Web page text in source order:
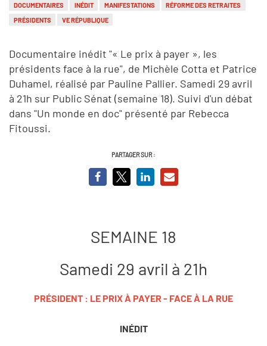
DOCUMENTAIRES INÉDIT MANIFESTATIONS
RÉFORME DES RETRAITES
PRÉSIDENTS
VE RÉPUBLIQUE
Documentaire inédit "« Le prix à payer », les
présidents face à la rue", de Michèle Cotta et Patrice
Duhamel, réalisé par Pauline Pallier. Samedi 29 avril
à 21h sur Public Sénat (semaine 18). Suivi d'un débat
dans "Un monde en doc" présenté par Rebecca
Fitoussi.
PARTAGER SUR :
SEMAINE 18
Samedi 29 avril à 21h
PRÉSIDENT : LE PRIX À PAYER - FACE À LA RUE
INÉDIT